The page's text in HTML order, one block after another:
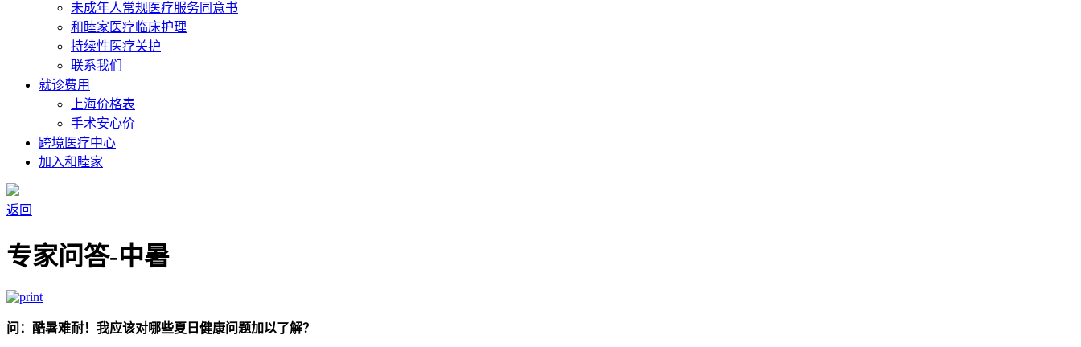
未成年人常规医疗服务同意书
和睦家医疗临床护理
持续性医疗关护
联系我们
就诊费用
上海价格表
手术安心价
跨境医疗中心
加入和睦家
返回
专家问答-中暑
问：酷暑难耐！我应该对哪些夏日健康问题加以了解？